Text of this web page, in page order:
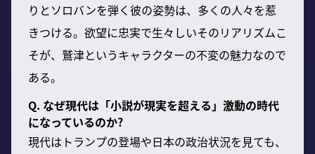
りとソロバンを弾く彼の姿勢は、多くの人々を惹
きつける。欲望に忠実で生々しいそのリアリズムこ
そが、鷲津というキャラクターの不変の魅力なので
ある。
Q. なぜ現代は「小説が現実を超える」激動の時代
になっているのか?
現代はトランプの登場や日本の政治状況を見ても、